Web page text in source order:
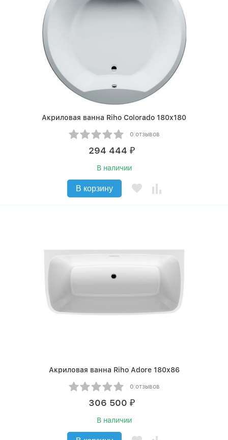
Акриловая ванна Riho Colorado 180x180
0 отзывов
294 444 ₽
В наличии
В корзину
Акриловая ванна Riho Adore 180x86
0 отзывов
306 500 ₽
В наличии